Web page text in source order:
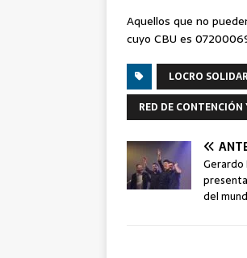
Aquellos que no
cuyo CBU es
LOCRO
RED DE
Gerardo
del